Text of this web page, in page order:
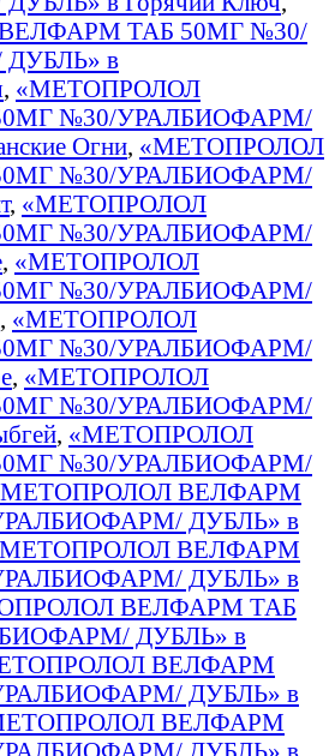
ТАБ 50МГ №30/
в
, «МЕТОПРОЛОЛ
№30/УРАЛБИОФАРМ/
Огни, «МЕТОПРОЛОЛ
№30/УРАЛБИОФАРМ/
, «МЕТОПРОЛОЛ
№30/УРАЛБИОФАРМ/
, «МЕТОПРОЛОЛ
№30/УРАЛБИОФАРМ/
, «МЕТОПРОЛОЛ
№30/УРАЛБИОФАРМ/
, «МЕТОПРОЛОЛ
№30/УРАЛБИОФАРМ/
, «МЕТОПРОЛОЛ
№30/УРАЛБИОФАРМ/
ВЕЛФАРМ
ДУБЛЬ» в
ВЕЛФАРМ
ДУБЛЬ» в
ВЕЛФАРМ ТАБ
ДУБЛЬ» в
ВЕЛФАРМ
ДУБЛЬ» в
ВЕЛФАРМ